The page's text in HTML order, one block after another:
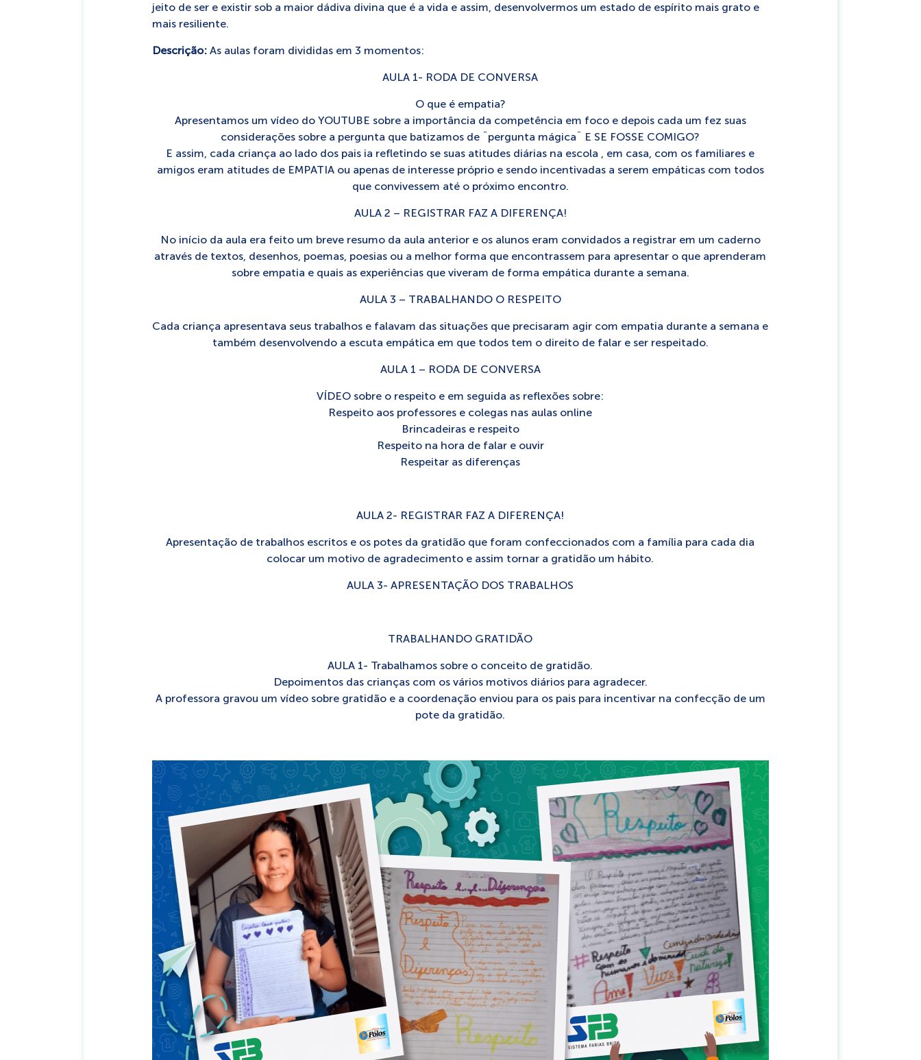
jeito de ser e existir sob a maior dádiva divina que é a vida e assim, desenvolvermos um estado de espírito mais grato e
mais resiliente.
Descrição: As aulas foram divididas em 3 momentos:
AULA 1- RODA DE CONVERSA
O que é empatia?
Apresentamos um vídeo do YOUTUBE sobre a importância da competência em foco e depois cada um fez suas
considerações sobre a pergunta que batizamos de ¨pergunta mágica¨ E SE FOSSE COMIGO?
E assim, cada criança ao lado dos pais ia refletindo se suas atitudes diárias na escola , em casa, com os familiares e
amigos eram atitudes de EMPATIA ou apenas de interesse próprio e sendo incentivadas a serem empáticas com todos
que convivessem até o próximo encontro.
AULA 2 – REGISTRAR FAZ A DIFERENÇA!
No início da aula era feito um breve resumo da aula anterior e os alunos eram convidados a registrar em um caderno
através de textos, desenhos, poemas, poesias ou a melhor forma que encontrassem para apresentar o que aprenderam
sobre empatia e quais as experiências que viveram de forma empática durante a semana.
AULA 3 – TRABALHANDO O RESPEITO
Cada criança apresentava seus trabalhos e falavam das situações que precisaram agir com empatia durante a semana e
também desenvolvendo a escuta empática em que todos tem o direito de falar e ser respeitado.
AULA 1 – RODA DE CONVERSA
VÍDEO sobre o respeito e em seguida as reflexões sobre:
Respeito aos professores e colegas nas aulas online
Brincadeiras e respeito
Respeito na hora de falar e ouvir
Respeitar as diferenças
AULA 2- REGISTRAR FAZ A DIFERENÇA!
Apresentação de trabalhos escritos e os potes da gratidão que foram confeccionados com a família para cada dia
colocar um motivo de agradecimento e assim tornar a gratidão um hábito.
AULA 3- APRESENTAÇÃO DOS TRABALHOS
TRABALHANDO GRATIDÃO
AULA 1- Trabalhamos sobre o conceito de gratidão.
Depoimentos das crianças com os vários motivos diários para agradecer.
A professora gravou um vídeo sobre gratidão e a coordenação enviou para os pais para incentivar na confecção de um
pote da gratidão.